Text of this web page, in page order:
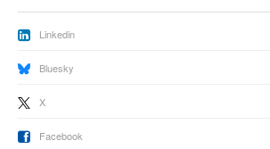
Linkedin
Bluesky
X
Facebook